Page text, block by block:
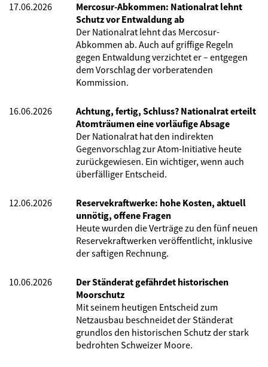
17.06.2026
Mercosur-Abkommen: Nationalrat lehnt
Schutz vor Entwaldung ab
Der Nationalrat lehnt das Mercosur-
Abkommen ab. Auch auf griffige Regeln
gegen Entwaldung verzichtet er – entgegen
dem Vorschlag der vorberatenden
Kommission.
16.06.2026
Achtung, fertig, Schluss? Nationalrat erteilt
Atomträumen eine vorläufige Absage
Der Nationalrat hat den indirekten
Gegenvorschlag zur Atom-Initiative heute
zurückgewiesen. Ein wichtiger, wenn auch
überfälliger Entscheid.
12.06.2026
Reservekraftwerke: hohe Kosten, aktuell
unnötig, offene Fragen
Heute wurden die Verträge zu den fünf neuen
Reservekraftwerken veröffentlicht, inklusive
der saftigen Rechnung.
10.06.2026
Der Ständerat gefährdet historischen
Moorschutz
Mit seinem heutigen Entscheid zum
Netzausbau beschneidet der Ständerat
grundlos den historischen Schutz der stark
bedrohten Schweizer Moore.